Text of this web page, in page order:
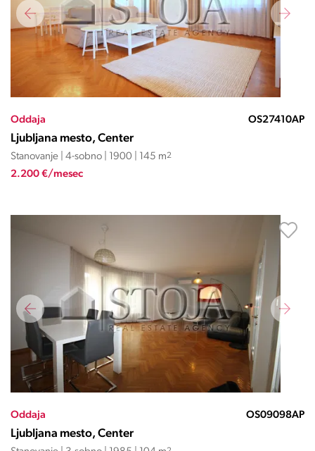
Oddaja OS27410AP
Ljubljana mesto, Center
Stanovanje | 4-sobno | 1900 | 145 m2
2.200 €/mesec
Oddaja OS09098AP
Ljubljana mesto, Center